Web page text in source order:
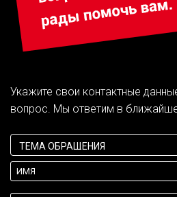
Укажите свои контактные
вопрос. Мы ответим в